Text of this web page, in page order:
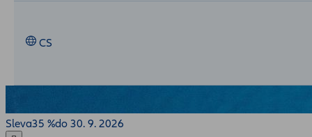
CS
Sleva35 %do 30. 9. 2026